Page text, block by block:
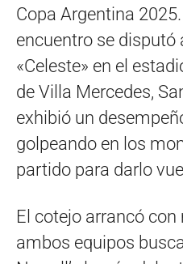
Copa Argentina
encuentro se
«Celeste» en el
de Villa Mercedes,
exhibió un
golpeando en los
partido para darlo
El cotejo arrancó
ambos equipos